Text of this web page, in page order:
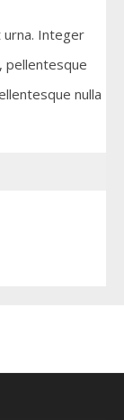
Integer
pellentesque
nulla